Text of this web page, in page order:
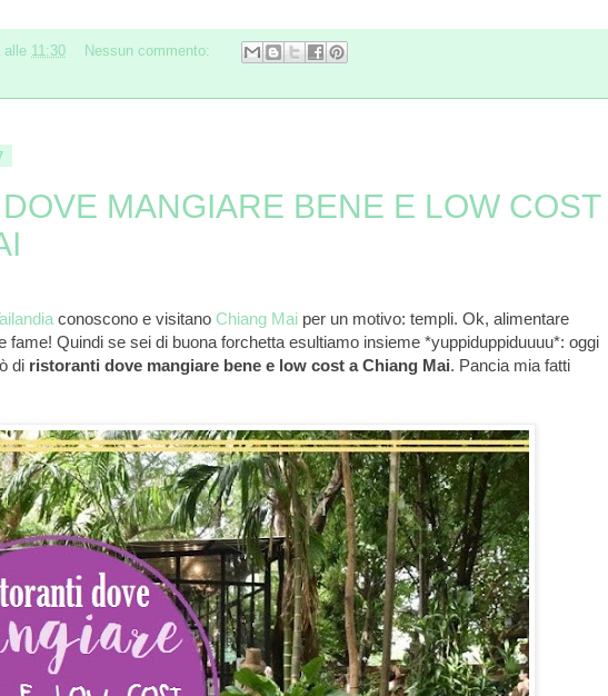
alle 11:30
Nessun commento:
MANGIARE BENE E LOW COST
conoscono e visitano Chiang Mai per un motivo: templi. Ok, alimentare
fame! Quindi se sei di buona forchetta esultiamo insieme *yuppiduppiduuuu*: oggi
di ristoranti dove mangiare bene e low cost a Chiang Mai. Pancia mia fatti